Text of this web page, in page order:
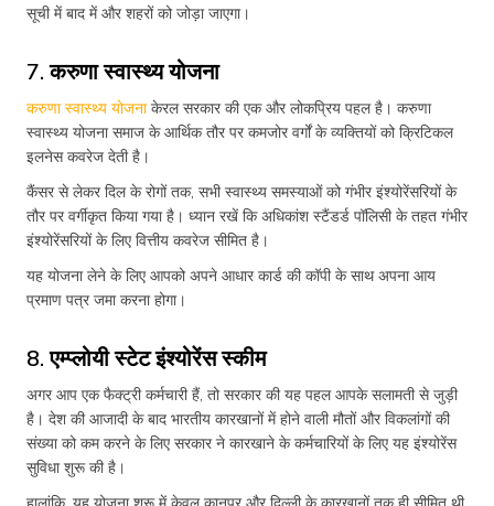
सूची में बाद में और शहरों को जोड़ा जाएगा।
7. करुणा स्वास्थ्य योजना
करुणा स्वास्थ्य योजनाकेरल सरकार की एक और लोकप्रिय पहल है। करुणा
स्वास्थ्य योजना समाज के आर्थिक तौर पर कमजोर वर्गों के व्यक्तियों को क्रिटिकल
इलनेस कवरेज देती है।
कैंसर से लेकर दिल के रोगों तक, सभी स्वास्थ्य समस्याओं को गंभीर इंश्योरेंसरियों के
तौर पर वर्गीकृत किया गया है। ध्यान रखें कि अधिकांश स्टैंडर्ड पॉलिसी के तहत गंभीर
इंश्योरेंसरियों के लिए वित्तीय कवरेज सीमित है।
यह योजना लेने के लिए आपको अपने आधार कार्ड की कॉपी के साथ अपना आय
प्रमाण पत्र जमा करना होगा।
8. एम्प्लोयी स्टेट इंश्योरेंस स्कीम
अगर आप एक फैक्ट्री कर्मचारी हैं, तो सरकार की यह पहल आपके सलामती से जुड़ी
है। देश की आजादी के बाद भारतीय कारखानों में होने वाली मौतों और विकलांगों की
संख्या को कम करने के लिए सरकार ने कारखाने के कर्मचारियों के लिए यह इंश्योरेंस
सुविधा शुरू की है।